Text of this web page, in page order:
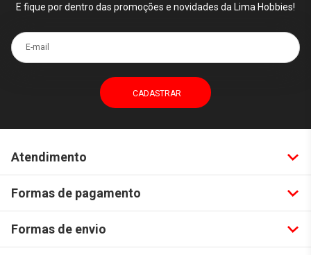
E fique por dentro das promoções e novidades da Lima Hobbies!
E-mail
Atendimento
Formas de pagamento
Formas de envio